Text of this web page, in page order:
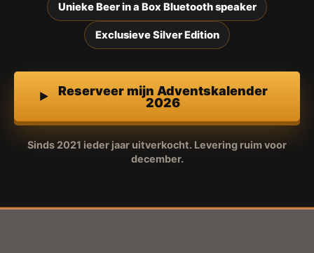
Unieke Beer in a Box Bluetooth speaker
Exclusieve Silver Edition
Reserveer mijn Adventskalender
2026
Sinds 2021 ieder jaar uitverkocht. Levering ruim voor
december.